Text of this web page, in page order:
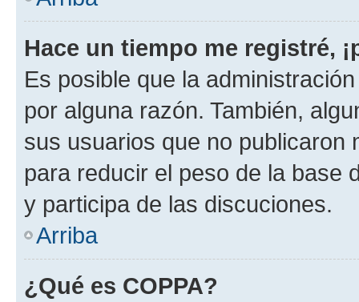
Hace un tiempo me registré,
Es posible que la
por alguna razón. También,
sus usuarios que no publicaron
para reducir el peso de la base
y participa de las discuciones.
Arriba
¿Qué es COPPA?